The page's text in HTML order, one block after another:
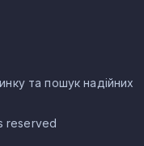
та пошук надійних
reserved